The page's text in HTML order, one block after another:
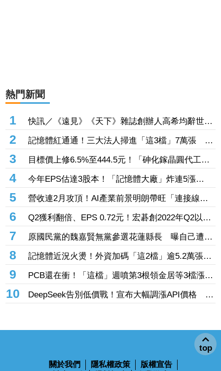
熱門新聞
1
快訊／《遠見》《天下》雜誌創辦人高希均辭世
享耆壽90歲
2
記憶體紅通通！三大法人掃進「這3檔」7萬張 砸
229億元連4日補貨南亞科
3
目標價上修6.5%至444.5元！「砷化鎵晶圓代工
廠」7月營收創4年半新高 1.6T光通訊開始貢獻營
收
4
今年EPS估達3股本！「記憶體大廠」炸連5漲
44% 外資卻砍近1.8萬張抱回31.5億元
5
營收連2月攻頂！AI產業前景明朗帶旺「連接線束
大廠」成長 外資目標價喊上3665元
6
Q2獲利翻倍、EPS 0.72元！宏碁創2022年Q2以來
新高 9月IFA將發表AI PC新品
7
原國民黨的魏嘉賢無黨參選花蓮縣長 曝自己遭打
壓當花蓮市長水塔還被投毒「次氯酸鈉」
8
記憶體近況火燙！外資加碼「這2檔」逾5.2萬張
旺宏獲投入近17億元、近5日大漲40%
9
PCB還在衝！「這檔」週噴第3根領金居等3檔漲
停 台燿連5漲51.5%、景碩累漲48%
10
DeepSeek告別低價戰！宣布大幅調漲API價格 AI
商業化邁入新階段
關於我們 隱私權政策
版權宣告
top